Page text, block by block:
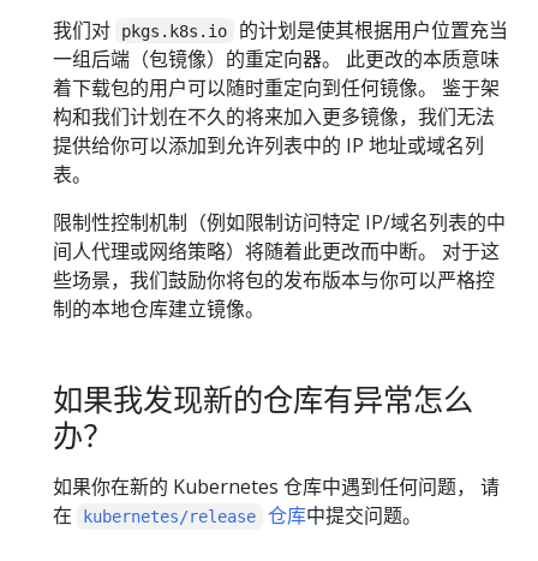
我们对 pkgs.k8s.io
的计划是使其根据用户位置充当
一组后端（包镜像）的重定向器。 此更改的本质意味
着下载包的用户可以随时重定向到任何镜像。 鉴于架
构和我们计划在不久的将来加入更多镜像，我们无法
提供给你可以添加到允许列表中的 IP 地址或域名列
表。
限制性控制机制（例如限制访问特定 IP/域名列表的中
间人代理或网络策略）将随着此更改而中断。 对于这
些场景，我们鼓励你将包的发布版本与你可以严格控
制的本地仓库建立镜像。
如果我发现新的仓库有异常怎么
办？
如果你在新的 Kubernetes 仓库中遇到任何问题， 请
在
kubernetes/release 仓库中提交问题。